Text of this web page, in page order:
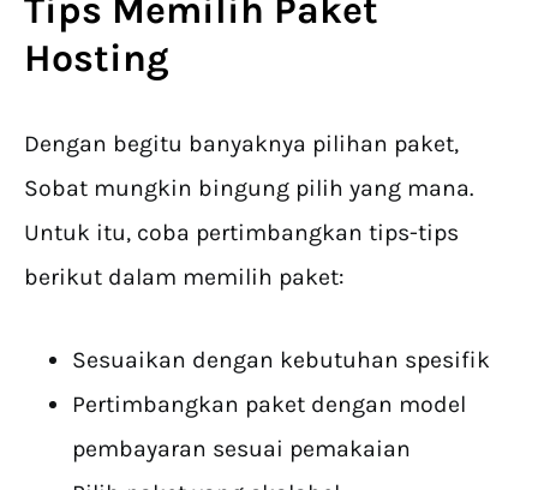
Tips Memilih Paket
Hosting
Dengan begitu banyaknya pilihan paket,
Sobat mungkin bingung pilih yang mana.
Untuk itu, coba pertimbangkan tips-tips
berikut dalam memilih paket:
Sesuaikan dengan kebutuhan spesifik
Pertimbangkan paket dengan model
pembayaran sesuai pemakaian